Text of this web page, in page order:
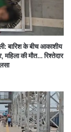
किनारे खड़े
शर्मा (48),
एक अन्य सदस्य
अन्य लोग घायल
बारिश के बीच आकाशीय
महिला की मौत… रिश्तेदार